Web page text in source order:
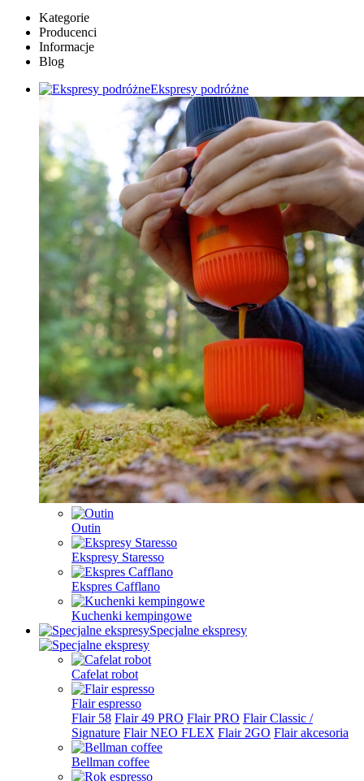
Kategorie
Producenci
Informacje
Blog
Ekspresy podróżne
Outin
Ekspresy Staresso
Ekspres Cafflano
Kuchenki kempingowe
Specjalne ekspresy
Cafelat robot
Flair espresso
Flair 58 Flair 49 PRO Flair PRO Flair Classic /
Signature Flair NEO FLEX Flair 2GO Flair akcesoria
Bellman coffee